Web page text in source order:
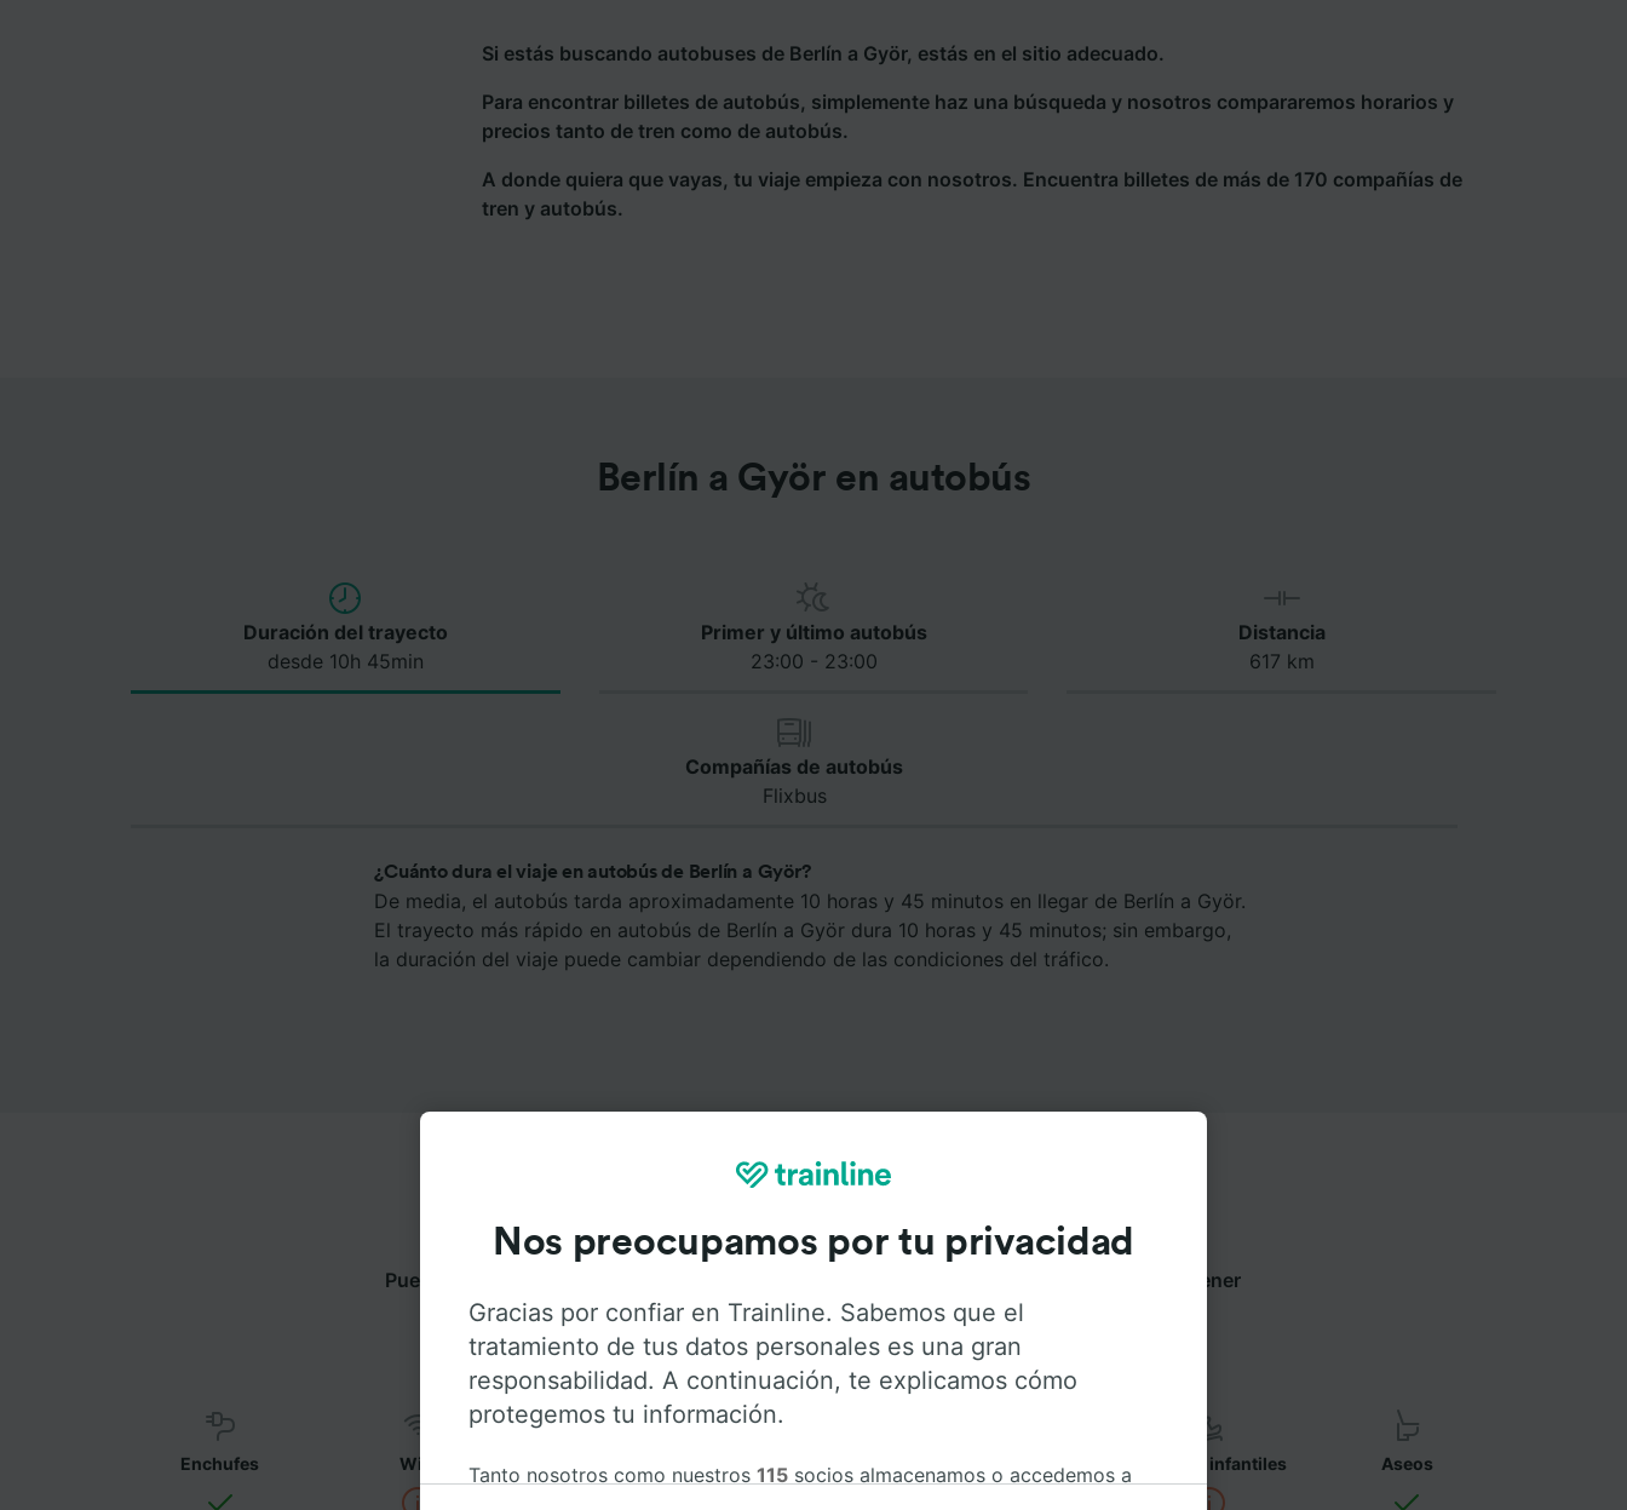
Si estás buscando autobuses de Berlín a Györ, estás en el sitio adecuado.
Para encontrar billetes de autobús, simplemente haz una búsqueda y nosotros compararemos horarios y
precios tanto de tren como de autobús.
A donde quiera que vayas, tu viaje empieza con nosotros. Encuentra billetes de más de 170 compañías de
tren y autobús.
Berlín a Györ en autobús
Duración del trayecto
desde 10h 45min
Primer y último autobús
23:00 - 23:00
Distancia
617 km
Compañías de autobús
Flixbus
¿Cuánto dura el viaje en autobús de Berlín a Györ?
De media, el autobús tarda aproximadamente 10 horas y 45 minutos en llegar de Berlín a Györ.
El trayecto más rápido en autobús de Berlín a Györ dura 10 horas y 45 minutos; sin embargo,
la duración del viaje puede cambiar dependiendo de las condiciones del tráfico.
Puedes viajar de Berlín a Györ con
. Haz click en las siguientes pestañas para obtener
más información sobre los servicios que ofrece cada compañía
Enchufes WiFi
Acceso para
Asientos infantiles Aseos
Nos preocupamos por tu privacidad
Gracias por confiar en Trainline. Sabemos que el
tratamiento de tus datos personales es una gran
responsabilidad. A continuación, te explicamos cómo
protegemos tu información.
Tanto nosotros como nuestros 115 socios almacenamos o accedemos a